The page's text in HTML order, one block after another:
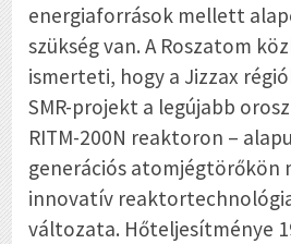
energiaforrások mellett
szükség van. A Roszatom
ismerteti, hogy a Jizzax
SMR-projekt a legújabb
RITM-200N reaktoron –
generációs atomjégtörőkön
innovatív
változata. Hőteljesítménye